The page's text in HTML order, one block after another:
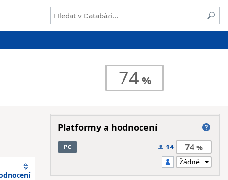
74
Platformy a hodnocení
PC 14 74